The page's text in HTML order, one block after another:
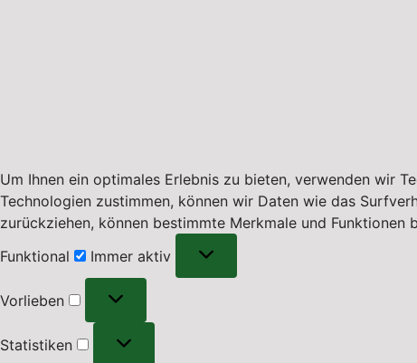
Um Ihnen ein optimales Erlebnis zu bieten, verwenden wir
Technologien zustimmen, können wir Daten wie das
zurückziehen, können bestimmte Merkmale und Funktionen
Funktional
Immer aktiv
Vorlieben
Statistiken